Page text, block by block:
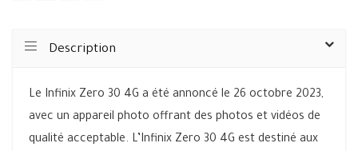
Description
Le Infinix Zero 30 4G a été annoncé le 26 octobre 2023,
avec un appareil photo offrant des photos et vidéos de
qualité acceptable. L’Infinix Zero 30 4G est destiné aux